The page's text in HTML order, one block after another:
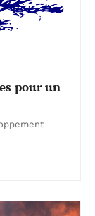
pour un